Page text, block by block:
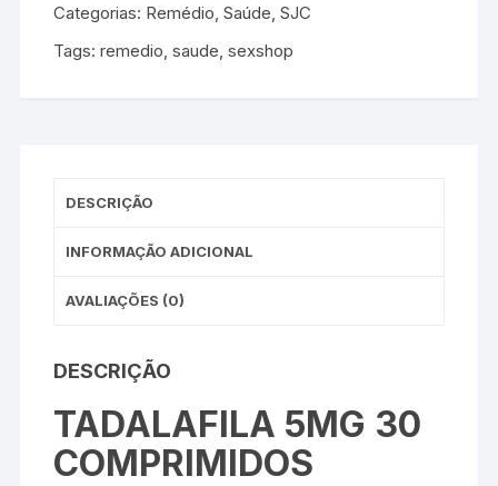
Categorias: Remédio ,Saúde ,SJC
Tags:remedio ,saude ,sexshop
DESCRIÇÃO
INFORMAÇÃO ADICIONAL
AVALIAÇÕES (0)
DESCRIÇÃO
TADALAFILA 5MG 30
COMPRIMIDOS